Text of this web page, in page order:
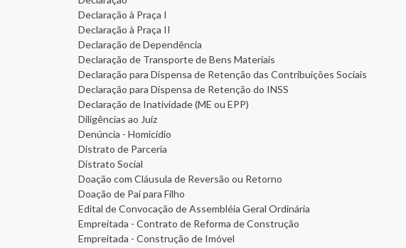
Declaração à Praça I
Declaração à Praça II
Declaração de Dependência
Declaração de Transporte de Bens Materiais
Declaração para Dispensa de Retenção das Contribuições Sociais
Declaração para Dispensa de Retenção do INSS
Declaração de Inatividade (ME ou EPP)
Diligências ao Juíz
Denúncia - Homicídio
Distrato de Parceria
Distrato Social
Doação com Cláusula de Reversão ou Retorno
Doação de Pai para Filho
Edital de Convocação de Assembléia Geral Ordinária
Empreitada - Contrato de Reforma de Construção
Empreitada - Construção de Imóvel